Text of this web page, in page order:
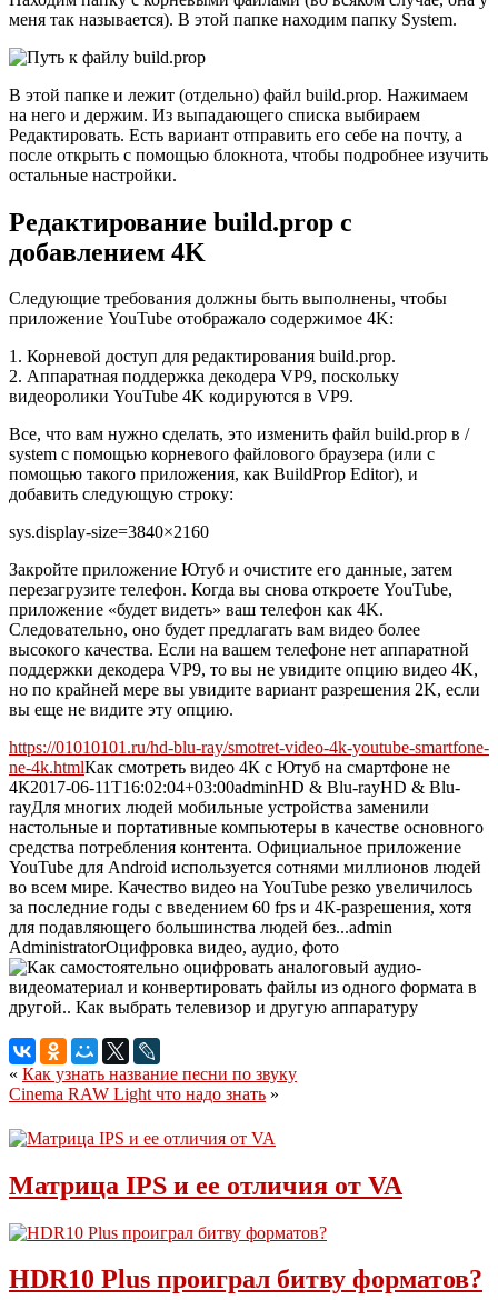
меня так называется). В этой папке находим папку System.
В этой папке и лежит (отдельно) файл build.prop. Нажимаем
на него и держим. Из выпадающего списка выбираем
Редактировать. Есть вариант отправить его себе на почту, а
после открыть с помощью блокнота, чтобы подробнее изучить
остальные настройки.
Редактирование build.prop с
добавлением 4K
Следующие требования должны быть выполнены, чтобы
приложение YouTube отображало содержимое 4K:
1. Корневой доступ для редактирования build.prop.
2. Аппаратная поддержка декодера VP9, поскольку
видеоролики YouTube 4K кодируются в VP9.
Все, что вам нужно сделать, это изменить файл build.prop в /
system с помощью корневого файлового браузера (или с
помощью такого приложения, как BuildProp Editor), и
добавить следующую строку:
sys.display-size=3840×2160
Закройте приложение Ютуб и очистите его данные, затем
перезагрузите телефон. Когда вы снова откроете YouTube,
приложение «будет видеть» ваш телефон как 4K.
Следовательно, оно будет предлагать вам видео более
высокого качества. Если на вашем телефоне нет аппаратной
поддержки декодера VP9, то вы не увидите опцию видео 4K,
но по крайней мере вы увидите вариант разрешения 2K, если
вы еще не видите эту опцию.
https://01010101.ru/hd-blu-ray/smotret-video-4k-youtube-smartfone-
ne-4k.htmlКак смотреть видео 4К с Ютуб на смартфоне не
4К2017-06-11T16:02:04+03:00adminHD & Blu-rayHD & Blu-
rayДля многих людей мобильные устройства заменили
настольные и портативные компьютеры в качестве основного
средства потребления контента. Официальное приложение
YouTube для Android используется сотнями миллионов людей
во всем мире. Качество видео на YouTube резко увеличилось
за последние годы с введением 60 fps и 4К-разрешения, хотя
для подавляющего большинства людей без...admin
AdministratorОцифровка видео, аудио, фото
« Как узнать название песни по звуку
Cinema RAW Light что надо знать »
Матрица IPS и ее отличия от VA
HDR10 Plus проиграл битву форматов?